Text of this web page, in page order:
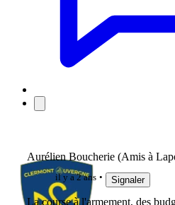
Aurélien Boucherie (Amis à
il y a 2 ans Signaler
La course à l'armement, des